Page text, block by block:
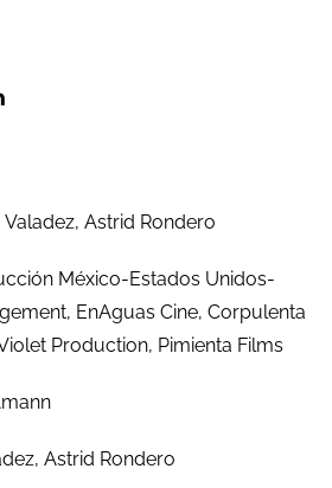
Valadez, Astrid Rondero
México-Estados Unidos-
EnAguas Cine, Corpulenta
Production, Pimienta Films
Astrid Rondero